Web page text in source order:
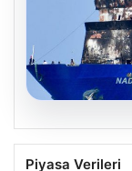
08.08.2026
Piyasa Verileri